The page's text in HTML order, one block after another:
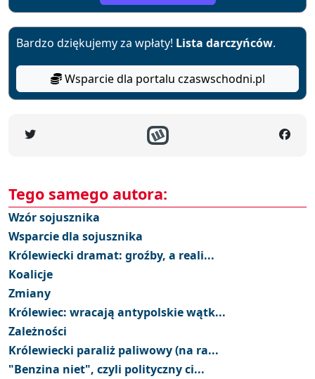
Bardzo dziękujemy za wpłaty! Lista darczyńców.
Wsparcie dla portalu czaswschodni.pl
Tego samego autora:
Wzór sojusznika
Wsparcie dla sojusznika
Królewiecki dramat: groźby, a reali...
Koalicje
Zmiany
Królewiec: wracają antypolskie wątk...
Zależności
Królewiecki paraliż paliwowy (na ra...
"Benzina niet", czyli polityczny ci...